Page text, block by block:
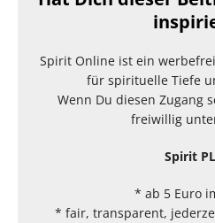
Spirit Online ist ein
für spirituelle Tiefe
Wenn Du diesen Zugang
freiwillig
Spirit
* ab 5 Euro
* fair, transparent,